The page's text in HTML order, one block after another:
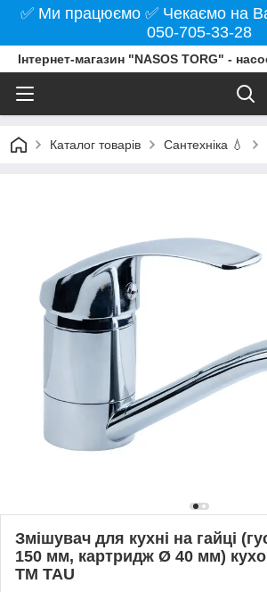
✅ Ми працюємо ✅ Чекаємо на
050-705-33-28
Інтернет-магазин "NASOS TORG" -
Каталог товарів Сантехніка 💧
Змішувач для кухні на гайці
150 мм, картридж Ø 40 мм)
ТМ TAU